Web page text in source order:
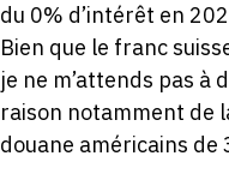
du 0% d’intérêt en
Bien que le franc
je ne m’attends pas à
raison notamment de
douane américains